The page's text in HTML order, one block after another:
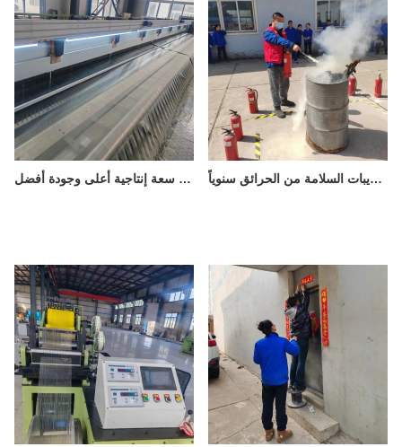
تم تشغيل آلة نسيج جديدة في شركة شنيانغ شوغوانغ لشبكات الأسلاك المحدودة – سعة إنتاجية أعلى وجودة أفضل تُجري شركة شنيانغ شوغوانغ لصناعة الشبكات المحدودة تدريبات السلامة من الحرائق سنوياً.